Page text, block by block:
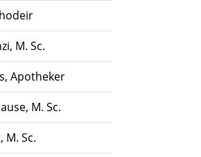
M. Sc.
Apotheker
M. Sc.
M. Sc.